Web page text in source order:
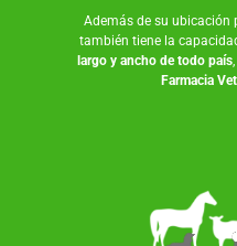
Además de su ubicación
también tiene la
largo y ancho de todo país
Farmacia